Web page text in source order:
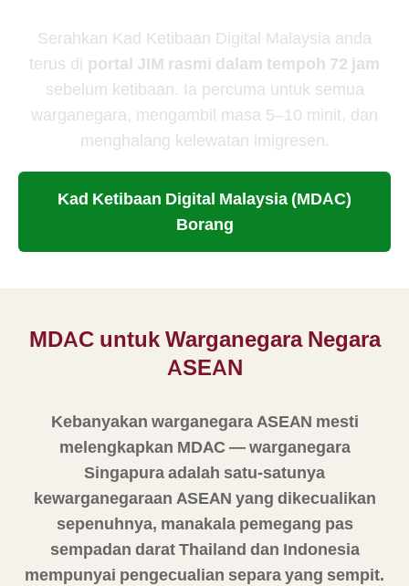
Serahkan Kad Ketibaan Digital Malaysia anda
terus di portal JIM rasmi dalam tempoh 72 jam
sebelum ketibaan. Ia percuma untuk semua
warganegara, mengambil masa 5–10 minit, dan
menghalang kelewatan imigresen.
Kad Ketibaan Digital Malaysia (MDAC)
Borang
MDAC untuk Warganegara Negara
ASEAN
Kebanyakan warganegara ASEAN mesti
melengkapkan MDAC — warganegara
Singapura adalah satu-satunya
kewarganegaraan ASEAN yang dikecualikan
sepenuhnya, manakala pemegang pas
sempadan darat Thailand dan Indonesia
mempunyai pengecualian separa yang sempit.